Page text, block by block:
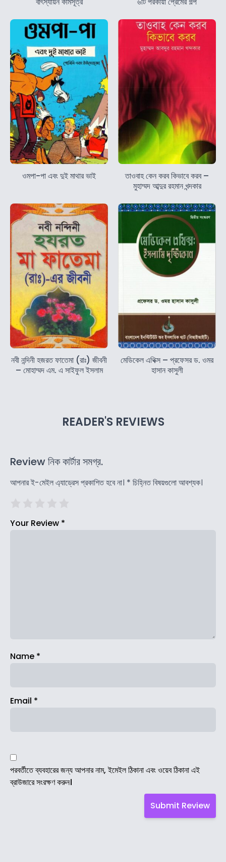
ওমপা-পা এবং দুই মাথার ভাই
তাওবাহ কেন করব কিভাবে করব –
মুহাম্মদ আব্দুর রহমান খন্দকার
নবী নন্দিনী হজরত ফাতেমা (রাঃ) জীবনী
– মোহাম্মদ এম. এ সাইফুল ইসলাম
মেডিকেল এথিক্স – প্রফেসর ড. ওমর
হাসান কাসুলী
READER'S REVIEWS
Review নিক কার্টার সমগ্র.
আপনার ই-মেইল এ্যাড্রেস প্রকাশিত হবে না। * চিহ্নিত বিষয়গুলো আবশ্যক।
Your Review *
Name *
Email *
পরবর্তীতে ব্যবহারের জন্য আপনার নাম, ইমেইল ঠিকানা এবং ওয়েব ঠিকানা এই
ব্রাউজারে সংরক্ষণ করুন।